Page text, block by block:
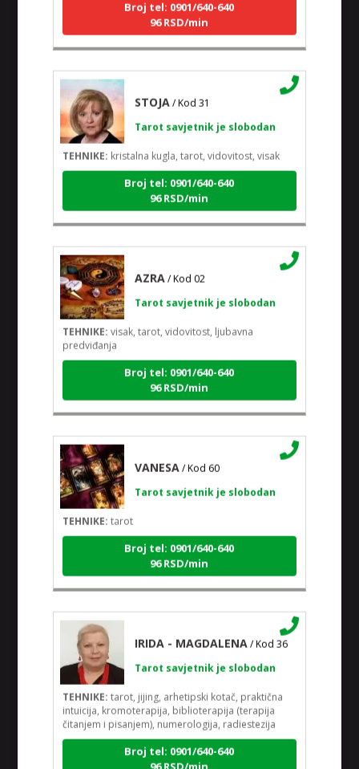
96 RSD/min
STOJA / Kod 31
Tarot savjetnik je slobodan
TEHNIKE: kristalna kugla, tarot, vidovitost, visak
Broj tel: 0901/640-640
96 RSD/min
AZRA / Kod 02
Tarot savjetnik je slobodan
TEHNIKE:
visak, tarot, vidovitost, ljubavna
predviđanja
Broj tel: 0901/640-640
96 RSD/min
VANESA / Kod 60
Tarot savjetnik je slobodan
TEHNIKE: tarot
Broj tel: 0901/640-640
96 RSD/min
IRIDA - MAGDALENA / Kod 36
Tarot savjetnik je slobodan
TEHNIKE: tarot, jijing, arhetipski kotač, praktična
intuicija, kromoterapija, biblioterapija (terapija
čitanjem i pisanjem), numerologija, radiestezija
Broj tel: 0901/640-640
96 RSD/min